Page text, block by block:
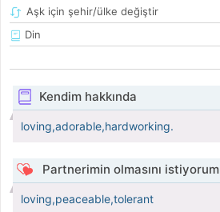
Aşk için şehir/ülke değiştir
Din
Kendim hakkında
loving,adorable,hardworking.
Partnerimin olmasını istiyorum
loving,peaceable,tolerant